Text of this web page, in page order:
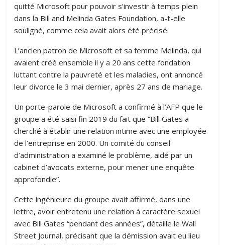
quitté Microsoft pour pouvoir s’investir à temps plein
dans la Bill and Melinda Gates Foundation, a-t-elle
souligné, comme cela avait alors été précisé.
L’ancien patron de Microsoft et sa femme Melinda, qui
avaient créé ensemble il y a 20 ans cette fondation
luttant contre la pauvreté et les maladies, ont annoncé
leur divorce le 3 mai dernier, après 27 ans de mariage.
Un porte-parole de Microsoft a confirmé à l’AFP que le
groupe a été saisi fin 2019 du fait que “Bill Gates a
cherché à établir une relation intime avec une employée
de l’entreprise en 2000. Un comité du conseil
d’administration a examiné le problème, aidé par un
cabinet d’avocats externe, pour mener une enquête
approfondie”.
Cette ingénieure du groupe avait affirmé, dans une
lettre, avoir entretenu une relation à caractère sexuel
avec Bill Gates “pendant des années”, détaille le Wall
Street Journal, précisant que la démission avait eu lieu